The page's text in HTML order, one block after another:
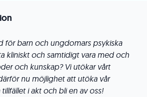
för barn och ungdomars psykiska
kliniskt och samtidigt vara med och
och kunskap? Vi utökar vårt
nu möjlighet att utöka vår
i akt och bli en av oss!